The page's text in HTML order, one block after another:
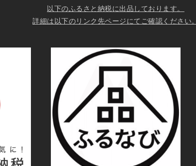
以下のふるさと納税に出品しております。
詳細は以下のリンク先ページにてご確認ください。